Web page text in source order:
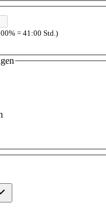
= 41:00 Std.)